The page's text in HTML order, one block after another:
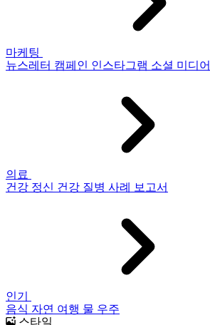
마케팅
뉴스레터 캠페인 인스타그램 소셜 미디어
의료
건강 정신 건강 질병 사례 보고서
인기
음식 자연 여행 물 우주
스타일